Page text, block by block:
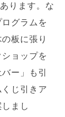
ります。な
グラムを
板に張り
ョップを
ー」も引
じ引きア
まし